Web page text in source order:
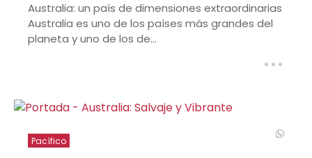
Australia: un país de dimensiones extraordinarias
Australia es uno de los países más grandes del
planeta y uno de los de...
Pacífico